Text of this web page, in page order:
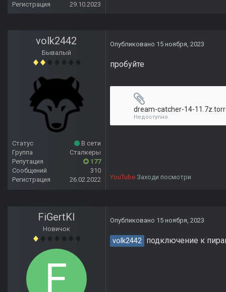
Регистрация
29.10.2023
volk2442
Бывалый
Статус
В сети
Группа
Сталкеры
Репутация
177
Сообщений
310
Регистрация
26.02.2022
Опубликовано 15 ноября, 2023
пробуйте
dream-catcher-14-
Недоступно
YouTube Заходи посмотри
FiGertKl
Новичок
Опубликовано 15 ноября, 2023
volk2442 подключение к